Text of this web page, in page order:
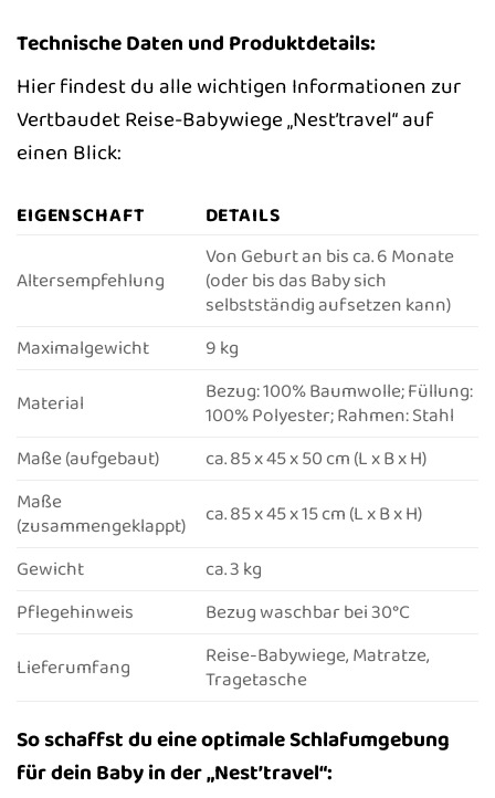
Technische Daten und Produktdetails:
Hier findest du alle wichtigen Informationen zur
Vertbaudet Reise-Babywiege „Nest’travel“ auf
einen Blick:
EIGENSCHAFT DETAILS
Altersempfehlung
Von Geburt an bis ca. 6 Monate
(oder bis das Baby sich
selbstständig aufsetzen kann)
Maximalgewicht
9 kg
Material
Bezug: 100% Baumwolle; Füllung:
100% Polyester; Rahmen: Stahl
Maße (aufgebaut)
ca. 85 x 45 x 50 cm (L x B x H)
Maße
(zusammengeklappt)
ca. 85 x 45 x 15 cm (L x B x H)
Gewicht
ca. 3 kg
Pflegehinweis
Bezug waschbar bei 30°C
Lieferumfang
Reise-Babywiege, Matratze,
Tragetasche
So schaffst du eine optimale Schlafumgebung
für dein Baby in der „Nest’travel“: